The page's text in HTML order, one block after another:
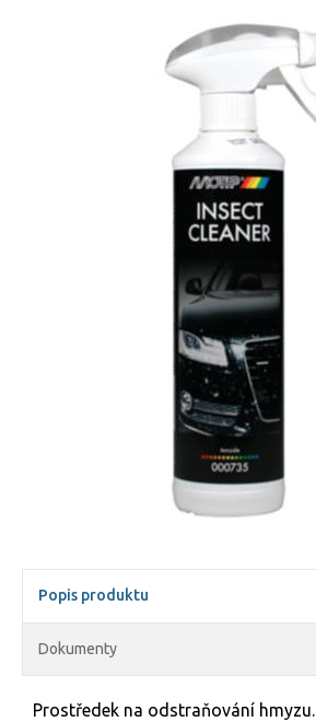
Popis produktu
Dokumenty
Prostředek na odstraňování hmyzu.